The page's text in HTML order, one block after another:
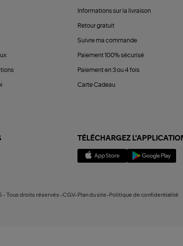
Informations sur la livraison
Retour gratuit
Suivre ma commande
Paiement 100% sécurisé
Paiement en 3 ou 4 fois
Carte Cadeau
TÉLÉCHARGEZ
- Tous droits réservés -CGV-Plan du site-Politique de confidentialité